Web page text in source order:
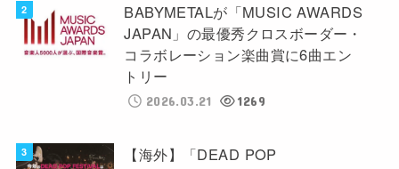
BABYMETALが「MUSIC AWARDS
JAPAN」の最優秀クロスボーダー・
コラボレーション楽曲賞に6曲エン
トリー
2026.03.21 1269
【海外】「DEAD POP